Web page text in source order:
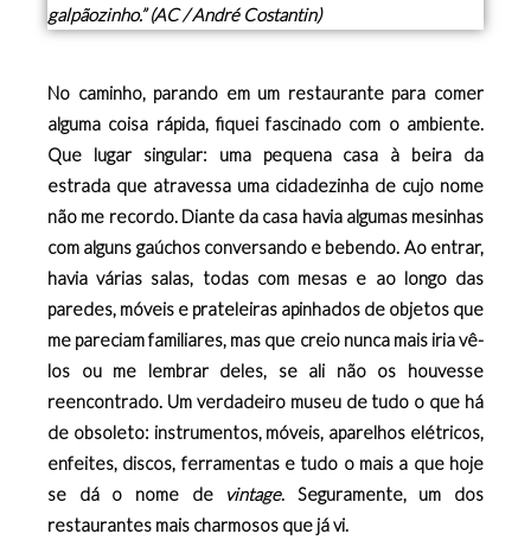
galpãozinho.” (AC / André Costantin)
No caminho, parando em um restaurante para comer
alguma coisa rápida, fiquei fascinado com o ambiente.
Que lugar singular: uma pequena casa à beira da
estrada que atravessa uma cidadezinha de cujo nome
não me recordo. Diante da casa havia algumas mesinhas
com alguns gaúchos conversando e bebendo. Ao entrar,
havia várias salas, todas com mesas e ao longo das
paredes, móveis e prateleiras apinhados de objetos que
me pareciam familiares, mas que creio nunca mais iria vê-
los ou me lembrar deles, se ali não os houvesse
reencontrado. Um verdadeiro museu de tudo o que há
de obsoleto: instrumentos, móveis, aparelhos elétricos,
enfeites, discos, ferramentas e tudo o mais a que hoje
se dá o nome de
vintage. Seguramente, um dos
restaurantes mais charmosos que já vi.